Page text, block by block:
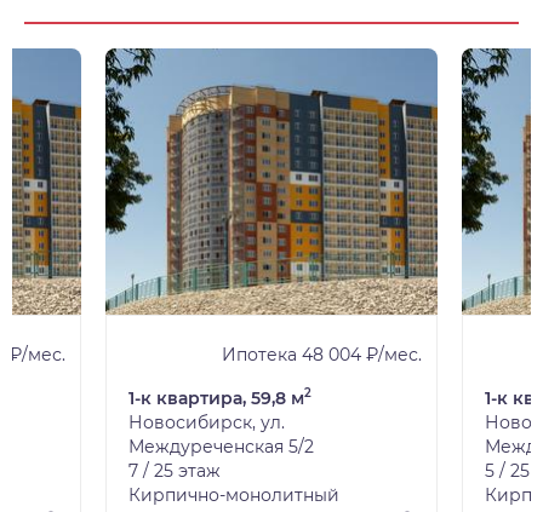
₽/мес.
Ипотека 48 004 ₽/мес.
1-к квартира, 59,8 м2
Новосибирск, ул.
Междуреченская 5/2
7 / 25 этаж
Кирпично-монолитный
1-к
5 / 25